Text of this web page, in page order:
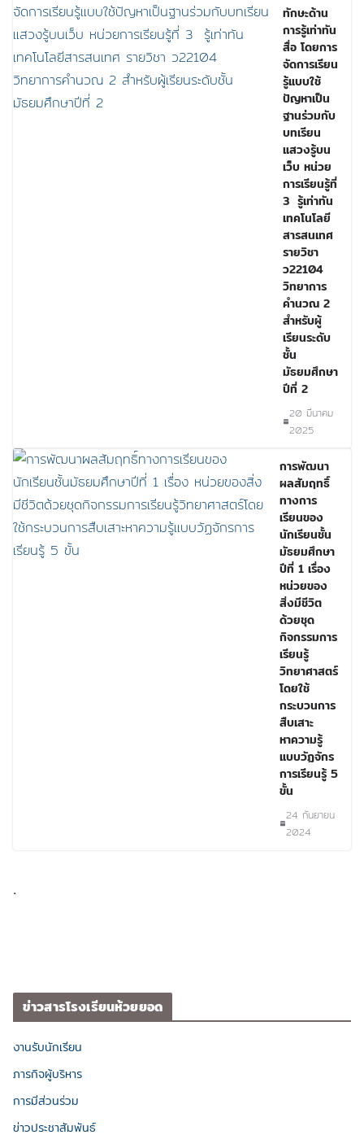
ทักษะด้าน
การรู้เท่าทัน
สื่อ โดยการ
จัดการเรียน
รู้แบบใช้
ปัญหาเป็น
ฐานร่วมกับ
บทเรียน
แสวงรู้บน
เว็บ หน่วย
การเรียนรู้ที่
3 รู้เท่าทัน
เทคโนโลยี
สารสนเทศ
รายวิชา
ว22104
วิทยาการ
คำนวณ 2
สำหรับผู้
เรียนระดับ
ชั้น
มัธยมศึกษา
ปีที่ 2
20 มีนาคม
2025
การพัฒนา
ผลสัมฤทธิ์
ทางการ
เรียนของ
นักเรียนชั้น
มัธยมศึกษา
ปีที่ 1 เรื่อง
หน่วยของ
สิ่งมีชีวิต
ด้วยชุด
กิจกรรมการ
เรียนรู้
วิทยาศาสตร์
โดยใช้
กระบวนการ
สืบเสาะ
หาความรู้
แบบวัฏจักร
การเรียนรู้ 5
ขั้น
24 กันยายน
2024
.
ข่าวสารโรงเรียนห้วยยอด
งานรับนักเรียน
ภารกิจผู้บริหาร
การมีส่วนร่วม
ข่าวประชาสัมพันธ์